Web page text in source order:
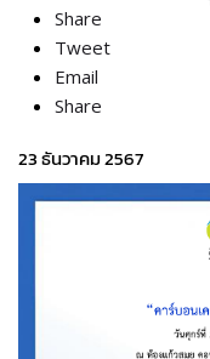
Share
Tweet
Email
Share
23 ธันวาคม 2567